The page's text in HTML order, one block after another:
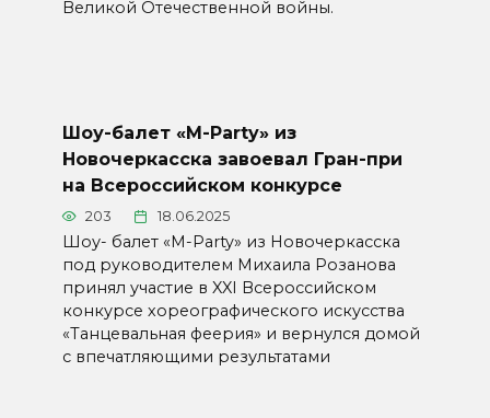
Великой Отечественной войны.
Шоу-балет «M-Party» из
Новочеркасска завоевал Гран-при
на Всероссийском конкурсе
203 18.06.2025
Шоу- балет «M-Party» из Новочеркасска
под руководителем Михаила Розанова
принял участие в XXI Всероссийском
конкурсе хореографического искусства
«Танцевальная феерия» и вернулся домой
с впечатляющими результатами